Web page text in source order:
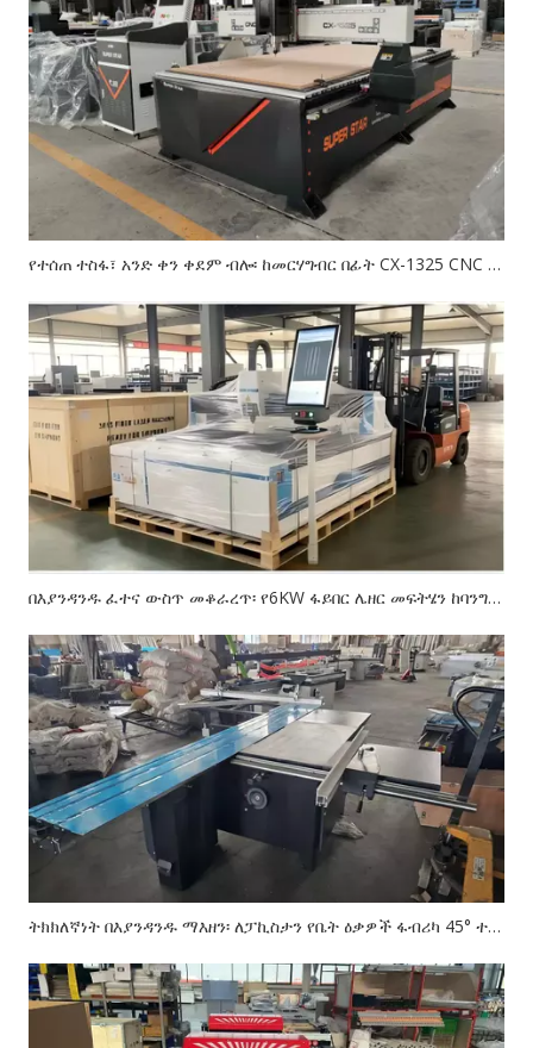
የተሰጠ ተስፋ፣ አንድ ቀን ቀደም ብሎ፡ ከመርሃግብር በፊት CX-1325 CNC ራውተር ወደ ቦሊቪያ እንዴት እንደላክን - ጁላይ 2026
በእያንዳንዱ ፈተና ውስጥ መቆራረጥ፡ የ6KW ፋይበር ሌዘር መፍትሄን ከባንግላዲሽ ብረታ ብረት ፋብሪካ እንዴት እንዳደረስን — E-3015 ኤክስፖርት ኬዝ ጥናት
ትክክለኛነት በእያንዳንዱ ማእዘን፡ ለፓኪስታን የቤት ዕቃዎች ፋብሪካ 45° ተንሸራታች የጠረጴዛ ፓነል እንዴት እንዳቀረብን - CX-MJ45 ኤክስፖርት ኬዝ ጥናት